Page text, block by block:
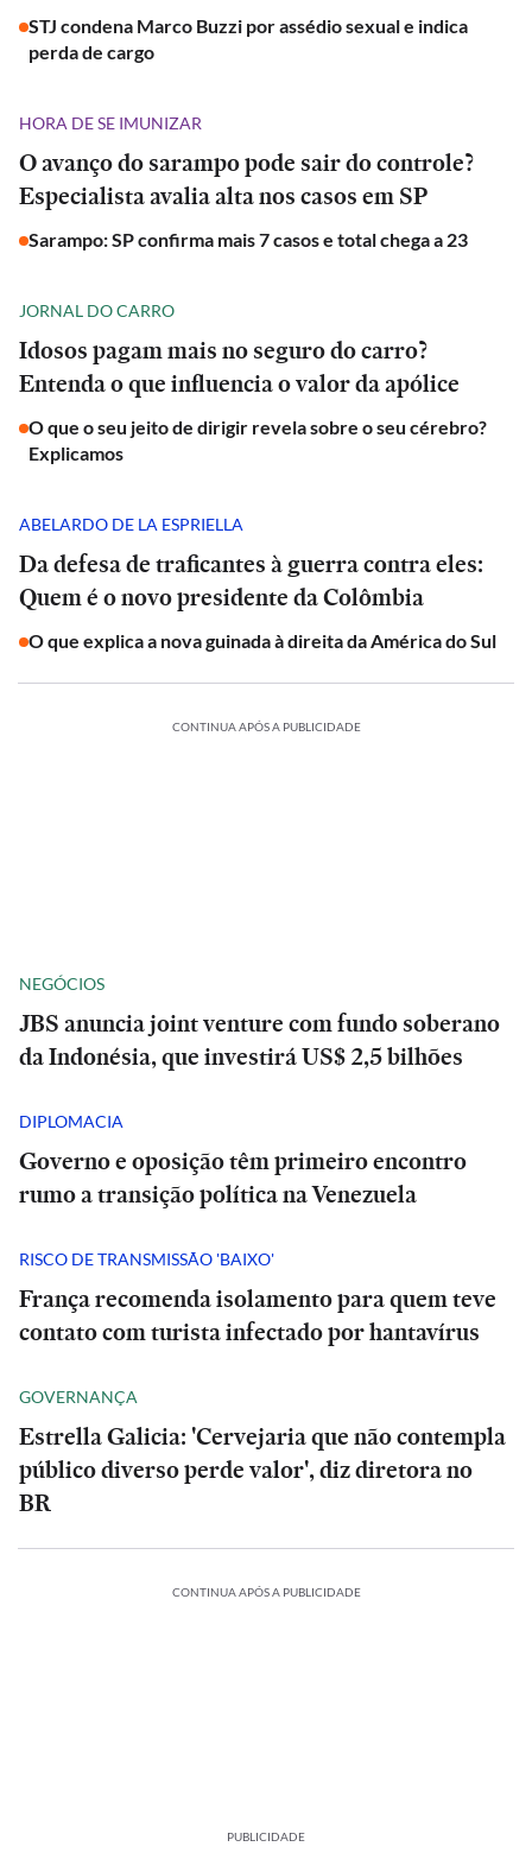
STJ condena Marco Buzzi por assédio sexual e indica
perda de cargo
HORA DE SE IMUNIZAR
O avanço do sarampo pode sair do controle?
Especialista avalia alta nos casos em SP
Sarampo: SP confirma mais 7 casos e total chega a 23
JORNAL DO CARRO
Idosos pagam mais no seguro do carro?
Entenda o que influencia o valor da apólice
O que o seu jeito de dirigir revela sobre o seu cérebro?
Explicamos
ABELARDO DE LA ESPRIELLA
Da defesa de traficantes à guerra contra eles:
Quem é o novo presidente da Colômbia
O que explica a nova guinada à direita da América do Sul
CONTINUA APÓS A PUBLICIDADE
NEGÓCIOS
JBS anuncia joint venture com fundo soberano
da Indonésia, que investirá US$ 2,5 bilhões
DIPLOMACIA
Governo e oposição têm primeiro encontro
rumo a transição política na Venezuela
RISCO DE TRANSMISSÃO 'BAIXO'
França recomenda isolamento para quem teve
contato com turista infectado por hantavírus
GOVERNANÇA
Estrella Galicia: 'Cervejaria que não contempla
público diverso perde valor', diz diretora no
BR
CONTINUA APÓS A PUBLICIDADE
PUBLICIDADE